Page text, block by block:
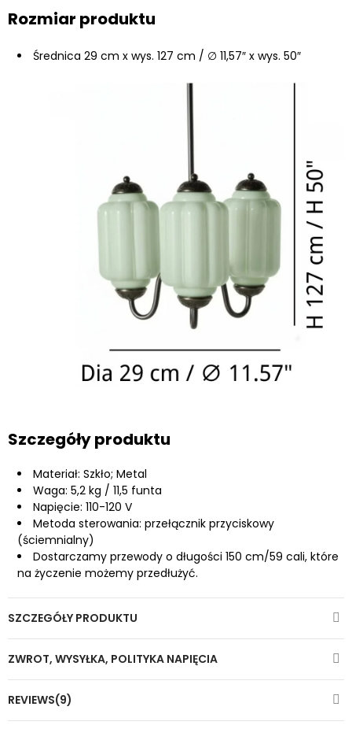
Rozmiar produktu
Średnica 29 cm x wys. 127 cm / ∅ 11,57″ x wys. 50″
Szczegóły produktu
Materiał: Szkło; Metal
Waga: 5,2 kg / 11,5 funta
Napięcie: 110-120 V
Metoda sterowania: przełącznik przyciskowy
(ściemnialny)
Dostarczamy przewody o długości 150 cm/59 cali, które
na życzenie możemy przedłużyć.
SZCZEGÓŁY PRODUKTU
ZWROT, WYSYŁKA, POLITYKA NAPIĘCIA
REVIEWS(9)